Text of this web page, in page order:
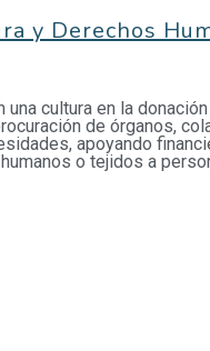
y Derechos
una cultura en la
de órganos,
apoyando
o tejidos a